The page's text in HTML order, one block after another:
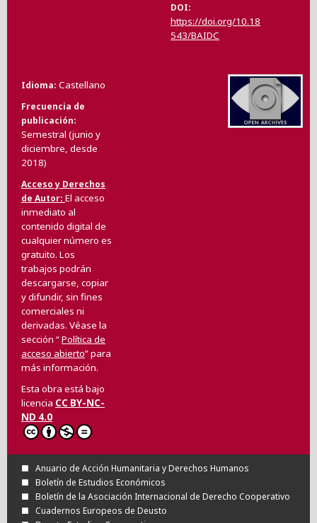
DOI
https://doi.org/10.18
543/BAIDC
Idioma Castellano
Frecuencia de
publicación
Semestral (junio y
diciembre, desde
2018)
Acceso y Derechos
de Autor El acceso
inmediato al
contenido digital de
cualquier número es
gratuito. Los
trabajos podrán
descargarse, copiar
y difundir, sin fines
comerciales ni
derivadas. Véase la
sección “Política de
acceso abierto” para
más información.
Esta obra está bajo
licencia CC BY-NC-
ND 4.0
Anuario de Acción Humanitaria y Derechos Humanos
Boletín de Estudios Económicos
Boletín de la Asociación Internacional de Derecho Cooperativo
Cuadernos Europeos de Deusto